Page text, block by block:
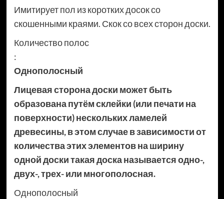
Имитирует пол из коротких досок со
скошенными краями. Скок со всех сторон доски.
Количество полос
:
Однополосный
Лицевая сторона доски может быть
образована путём склейки (или печати на
поверхности) нескольких ламелей
древесины, в этом случае в зависимости от
количества этих элементов на ширину
одной доски такая доска называется одно-,
двух-, трех- или многополосная.
Однополосный